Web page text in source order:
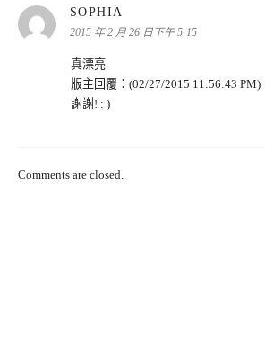
SOPHIA
示:
2015 年 2 月 26 日下午 5:15
真漂亮.
版主回覆：(02/27/2015 11:56:43 PM)
謝謝! : )
Comments are closed.